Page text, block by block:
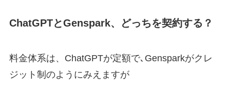
ChatGPTとGenspark、どっちを契約する？
料金体系は、ChatGPTが定額で､Gensparkがクレ
ジット制のようにみえますが